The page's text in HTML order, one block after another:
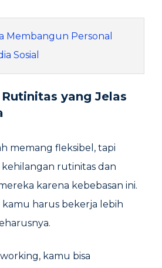
Membangun Personal
Sosial
yang Jelas
memang fleksibel, tapi
rutinitas dan
karena kebebasan ini.
kamu harus bekerja lebih
kamu bisa